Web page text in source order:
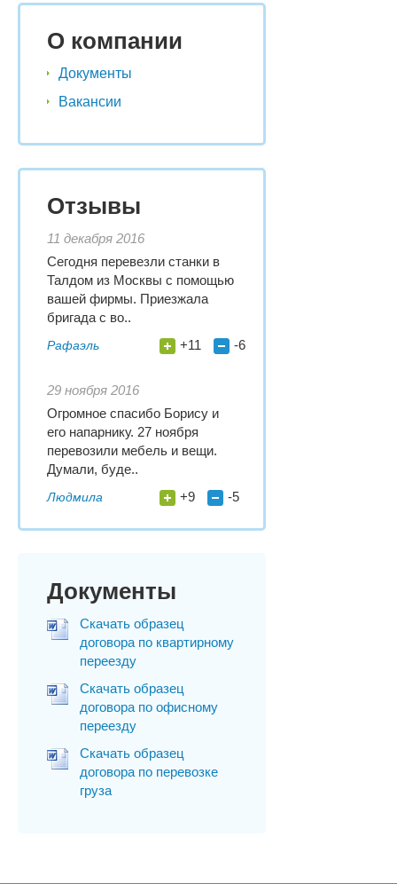
О компании
Документы
Вакансии
Отзывы
11 декабря 2016
Сегодня перевезли станки в
Талдом из Москвы с помощью
вашей фирмы. Приезжала
бригада с во..
Рафаэль +11 -6
29 ноября 2016
Огромное спасибо Борису и
его напарнику. 27 ноября
перевозили мебель и вещи.
Думали, буде..
Людмила +9 -5
Документы
Скачать образец
договора по квартирному
переезду
Скачать образец
договора по офисному
переезду
Скачать образец
договора по перевозке
груза